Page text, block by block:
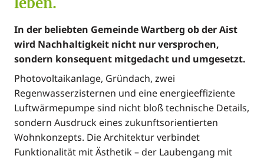
In der beliebten Gemeinde Wartberg ob der Aist
wird Nachhaltigkeit nicht nur versprochen,
sondern konsequent mitgedacht und umgesetzt.
Photovoltaikanlage, Gründach, zwei
Regenwasserzisternen und eine energieeffiziente
Luftwärmepumpe sind nicht bloß technische Details,
sondern Ausdruck eines zukunftsorientierten
Wohnkonzepts. Die Architektur verbindet
Funktionalität mit Ästhetik – der Laubengang mit